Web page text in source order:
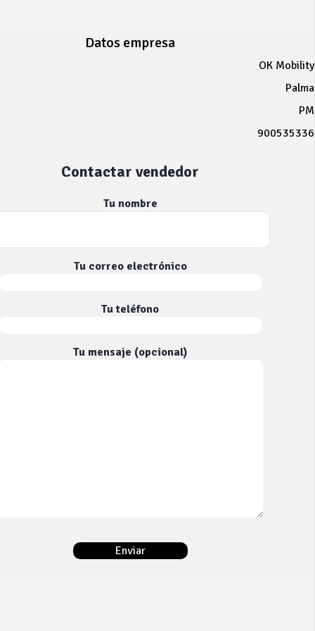
Datos empresa
OK Mobility
Palma
PM
900535336
Contactar vendedor
Tu nombre
Tu correo electrónico
Tu teléfono
Tu mensaje (opcional)